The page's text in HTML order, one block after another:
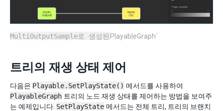
MultiOutputSample로 생성된 PlayableGraph`
트리의 재생 상태 제어
다음은 Playable.SetPlayState() 메서드를 사용하여
PlayableGraph 트리의 노드 재생 상태를 제어하는 방법을 보여주
는 예제입니다. SetPlayState 메서드는 전체 트리, 트리의 브랜치